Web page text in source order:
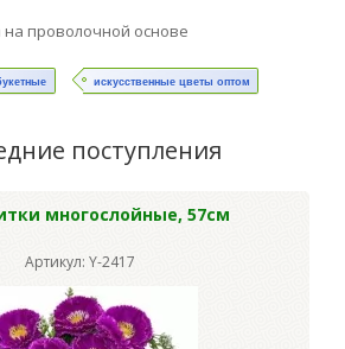
на проволочной основе
искусственные цветы оптом
поступления
многослойные, 57см
Артикул: Y-2417